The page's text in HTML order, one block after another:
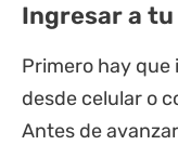
Ingresar a
Primero hay
desde celular o
Antes de